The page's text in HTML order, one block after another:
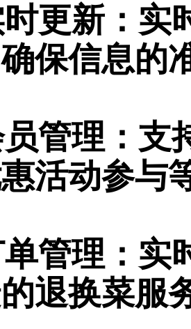
更新：实
保信息的
管理：支
活动参与
管理：实
退换菜服